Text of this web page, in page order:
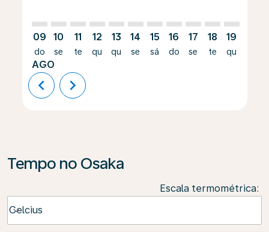
09
do
AGO
10
se
11
te
12
qu
13
qu
14
se
15
sá
16
do
17
se
18
te
19
qu
chevron_left chevron_right
Tempo no Osaka
Escala termométrica:
Celcius
keyboard_arrow_down